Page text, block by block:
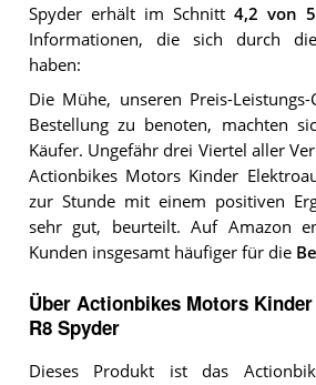
Spydererhält im Schnitt4,2 von
Informationen, die sich durch
haben:
Die Mühe, unseren Preis-
Bestellung zu benoten, machten
Käufer. Ungefähr drei Viertel aller
Actionbikes Motors Kinder
zur Stunde mit einem positiven
sehr gut, beurteilt. Auf Amazon
Kunden insgesamt häufiger für die
Über Actionbikes Motors
R8 Spyder
Dieses Produkt ist das